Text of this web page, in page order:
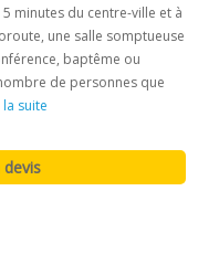
minutes du centre-ville et à
une salle somptueuse
baptême ou
de personnes que
la suite